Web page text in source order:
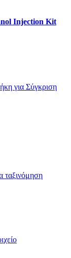
Injection Kit
για Σύγκριση
ταξινόμηση